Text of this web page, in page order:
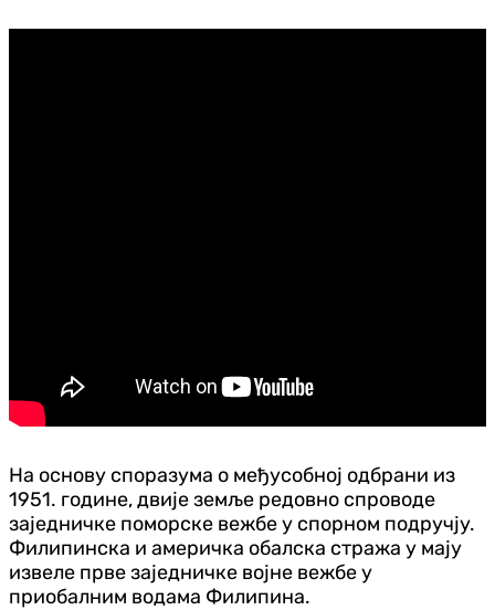
На основу споразума о међусобној одбрани из
1951. године, двије земље редовно спроводе
заједничке поморске вежбе у спорном подручју.
Филипинска и америчка обалска стража у мају
извеле прве заједничке војне вежбе у
приобалним водама Филипина.